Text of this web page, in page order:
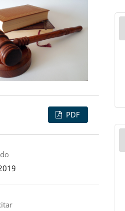
PDF